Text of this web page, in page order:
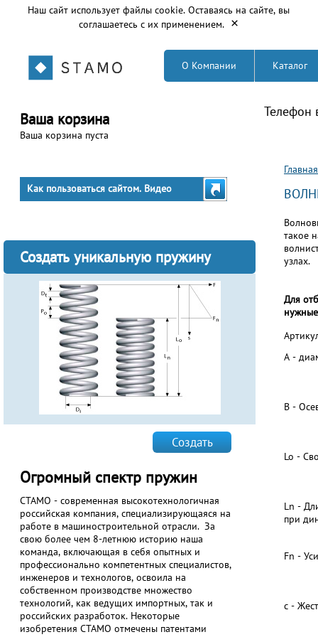
Наш сайт использует файлы cookie. Оставаясь на сайте, вы
соглашаетесь с их применением. ×
О Компании Каталог
Телефон
Ваша корзина
Ваша корзина пуста
Как пользоваться сайтом. Видео
Создать уникальную пружину
Создать
Огромный спектр пружин
СТАМО - современная высокотехнологичная
российская компания, специализирующаяся на
работе в машиностроительной отрасли. За
свою более чем 8-летнюю историю наша
команда, включающая в себя опытных и
профессионально компетентных специалистов,
инженеров и технологов, освоила на
собственном производстве множество
технологий, как ведущих импортных, так и
российских разработок. Некоторые
изобретения СТАМО отмечены патентами
Вы
Главная
такое
узлах.
Для
А -
В -
Lo -
Ln -
при
Fn -
с -